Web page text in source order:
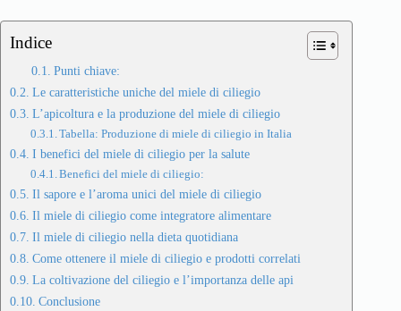
Indice
Punti chiave:
Le caratteristiche uniche del miele di ciliegio
L’apicoltura e la produzione del miele di ciliegio
Tabella: Produzione di miele di ciliegio in Italia
I benefici del miele di ciliegio per la salute
Benefici del miele di ciliegio:
Il sapore e l’aroma unici del miele di ciliegio
Il miele di ciliegio come integratore alimentare
Il miele di ciliegio nella dieta quotidiana
Come ottenere il miele di ciliegio e prodotti correlati
La coltivazione del ciliegio e l’importanza delle api
Conclusione